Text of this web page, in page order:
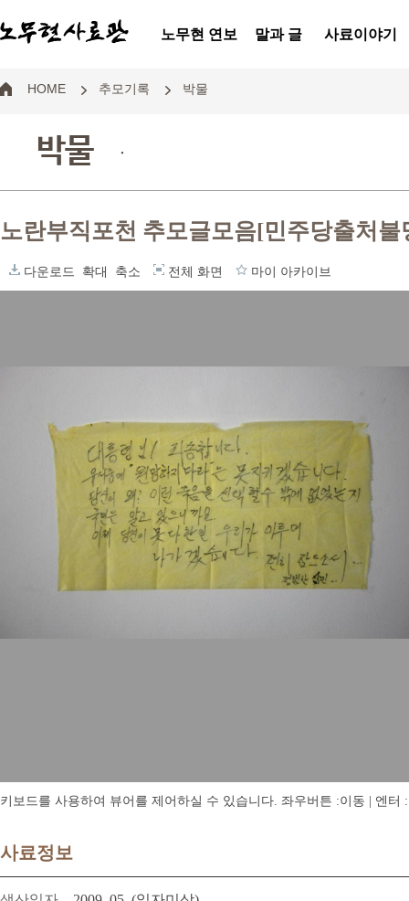
노무현 연보 말과 글 사료이야기
HOME 추모기록 박물
박물 .
노란부직포천 추모글모음[민주당출처
다운로드 확대 축소 전체 화면 마이 아카이브
키보드를 사용하여 뷰어를 제어하실 수 있습니다. 좌우버튼 :이동 | 엔터
사료정보